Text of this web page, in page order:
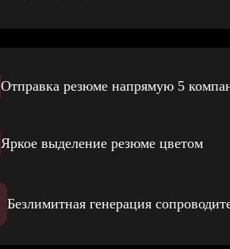
Отправка резюме напрямую 5
Яркое выделение резюме цветом
Безлимитная генерация